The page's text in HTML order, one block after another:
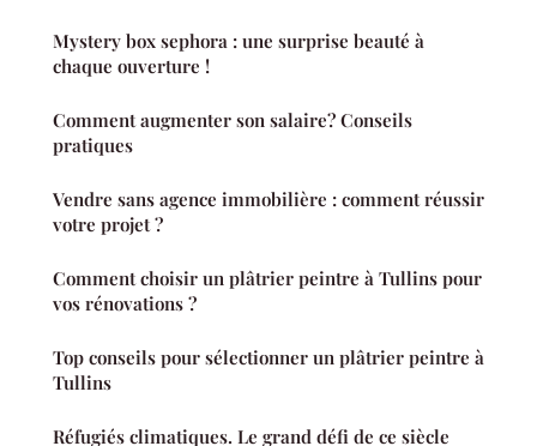
Mystery box sephora : une surprise beauté à
chaque ouverture !
Comment augmenter son salaire? Conseils
pratiques
Vendre sans agence immobilière : comment réussir
votre projet ?
Comment choisir un plâtrier peintre à Tullins pour
vos rénovations ?
Top conseils pour sélectionner un plâtrier peintre à
Tullins
Réfugiés climatiques. Le grand défi de ce siècle